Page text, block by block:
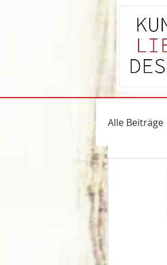
Alle Beiträge